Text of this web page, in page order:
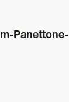
Panettone-